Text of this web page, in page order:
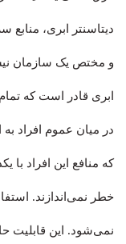
دیتاسنتر ابری، منابع
و مختص یک سازمان
ابری قادر است که
در میان عموم افراد
که منافع این افراد با
خطر نمی‌اندازند.
نمی‌شود. این قابلیت